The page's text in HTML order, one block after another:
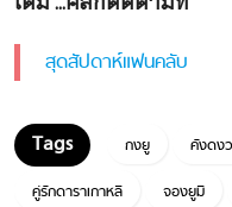
สุดสัปดาห์แฟนคลับ
กงยู คังดง
คู่รักดาราเกาหลี
จองยูมี